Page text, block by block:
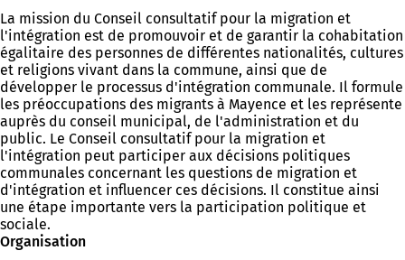
La mission du Conseil consultatif pour la migration et
l'intégration est de promouvoir et de garantir la cohabitation
égalitaire des personnes de différentes nationalités, cultures
et religions vivant dans la commune, ainsi que de
développer le processus d'intégration communale. Il formule
les préoccupations des migrants à Mayence et les représente
auprès du conseil municipal, de l'administration et du
public. Le Conseil consultatif pour la migration et
l'intégration peut participer aux décisions politiques
communales concernant les questions de migration et
d'intégration et influencer ces décisions. Il constitue ainsi
une étape importante vers la participation politique et
sociale.
Organisation